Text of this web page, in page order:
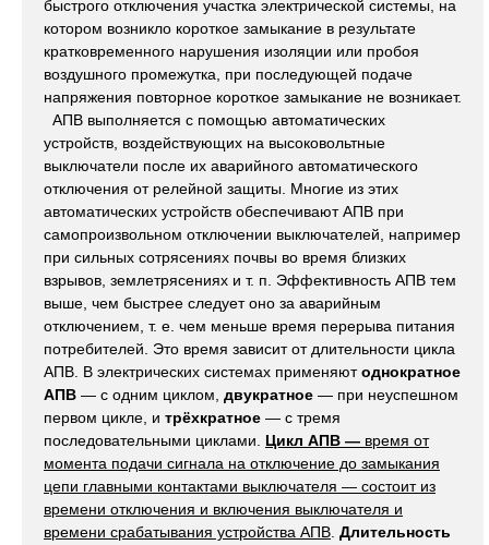
быстрого отключения участка электрической системы, на
котором возникло короткое замыкание в результате
кратковременного нарушения изоляции или пробоя
воздушного промежутка, при последующей подаче
напряжения повторное короткое замыкание не возникает.
АПВ выполняется с помощью автоматических
устройств, воздействующих на высоковольтные
выключатели после их аварийного автоматического
отключения от релейной защиты. Многие из этих
автоматических устройств обеспечивают АПВ при
самопроизвольном отключении выключателей, например
при сильных сотрясениях почвы во время близких
взрывов, землетрясениях и т. п. Эффективность АПВ тем
выше, чем быстрее следует оно за аварийным
отключением, т. е. чем меньше время перерыва питания
потребителей. Это время зависит от длительности цикла
АПВ. В электрических системах применяютоднократное
АПВ — с одним циклом, двукратное — при неуспешном
первом цикле, и трёхкратное — с тремя
последовательными циклами. Цикл АПВ — время от
момента подачи сигнала на отключение до замыкания
цепи главными контактами выключателя — состоит из
времени отключения и включения выключателя и
времени срабатывания устройства АПВ Длительность